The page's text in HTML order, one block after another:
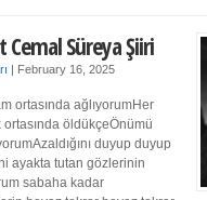
Cemal Süreya Şiiri
| February 16, 2025
ortasında ağlıyorumHer
öldükçeÖnümü
duyup duyup
ayakta tutan gözlerinin
sabaha kadar